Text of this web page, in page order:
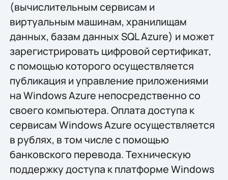
(вычислительным сервисам и
виртуальным машинам, хранилищам
данных, базам данных SQL Azure) и может
зарегистрировать цифровой сертификат,
с помощью которого осуществляется
публикация и управление приложениями
на Windows Azure непосредственно со
своего компьютера. Оплата доступа к
сервисам Windows Azure осуществляется
в рублях, в том числе с помощью
банковского перевода. Техническую
поддержку доступа к платформе Windows